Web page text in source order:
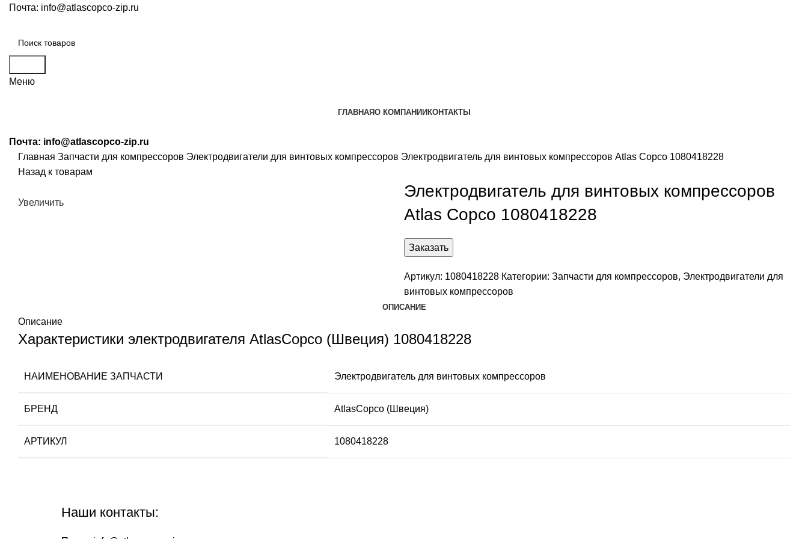
Почта: info@atlascopco-zip.ru
Меню
ГЛАВНАЯО КОМПАНИИ КОНТАКТЫ
Почта: info@atlascopco-zip.ru
Главная Запчасти для компрессоров Электродвигатели для винтовых компрессоров Электродвигатель для винтовых компрессоров Atlas Copco 1080418228
Назад к товарам
Увеличить
Электродвигатель для винтовых компрессоров
Atlas Copco 1080418228
Заказать
Артикул: 1080418228 Категории: Запчасти для компрессоров, Электродвигатели для
винтовых компрессоров
ОПИСАНИЕ
Описание
Характеристики электродвигателя AtlasCopco (Швеция) 1080418228
НАИМЕНОВАНИЕ ЗАПЧАСТИ Электродвигатель для винтовых компрессоров
БРЕНД AtlasCopco (Швеция)
АРТИКУЛ 1080418228
Наши контакты: